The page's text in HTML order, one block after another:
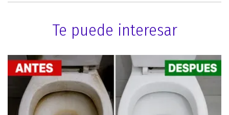
Te puede interesar